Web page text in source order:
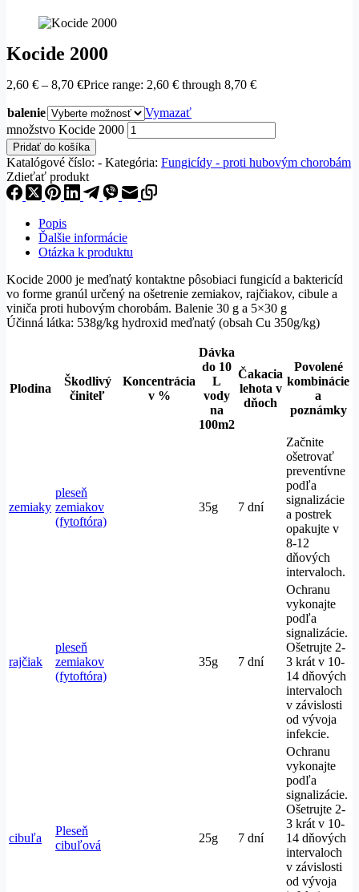
Kocide 2000
2,60 € – 8,70 €Price range: 2,60 € through 8,70 €
balenie
Vymazať
množstvo Kocide 2000
Pridať do košíka
Katalógové číslo: - Kategória: Fungicídy - proti hubovým chorobám
Zdieťať produkt
Popis
Ďalšie informácie
Otázka k produktu
Kocide 2000 je meďnatý kontaktne pôsobiaci fungicíd a baktericíd
vo forme granúl určený na ošetrenie zemiakov, rajčiakov, cibule a
viniča proti hubovým chorobám. Balenie 30 g a 5×30 g
Účinná látka: 538g/kg hydroxid meďnatý (obsah Cu 350g/kg)
Plodina
Škodlivý
činiteľ
Koncentrácia
v %
Dávka
do 10
L
vody
na
100m2
Čakacia
lehota v
dňoch
Povolené
kombinácie
a
poznámky
zemiaky
pleseň
zemiakov
(fytoftóra)
35g 7 dní
Začnite
ošetrovať
preventívne
podľa
signalizácie
a postrek
opakujte v
8-12
dňových
intervaloch.
rajčiak
pleseň
zemiakov
(fytoftóra)
35g 7 dní
Ochranu
vykonajte
podľa
signalizácie.
Ošetrujte 2-
3 krát v 10-
14 dňových
intervaloch
v závislosti
od vývoja
infekcie.
cibuľa
Pleseň
cibuľová
25g 7 dní
Ochranu
vykonajte
podľa
signalizácie.
Ošetrujte 2-
3 krát v 10-
14 dňových
intervaloch
v závislosti
od vývoja